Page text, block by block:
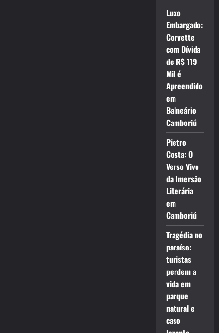
Luxo
Embargado:
Corvette
com Dívida
de R$ 119
Mil é
Apreendido
em
Balneário
Camboriú
Pietro
Costa: O
Verso Vivo
da Imersão
Literária
em
Camboriú
Tragédia no
paraíso:
turistas
perdem a
vida em
parque
natural e
caso